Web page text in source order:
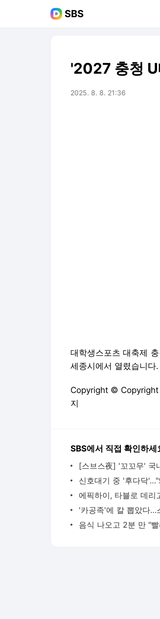
SBS
'2027 충청
2025. 8. 8. 21:36
대학생스포츠 대축제
세종시에서 열렸습니다.
Copyright © Copyright
지
SBS에서 직접 확인하세